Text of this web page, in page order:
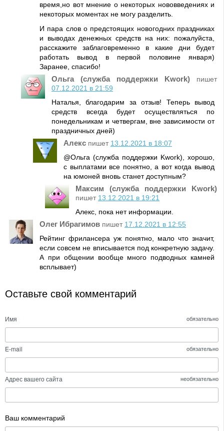
время,но вот мнение о некоторых нововведениях и
некоторых моментах не могу разделить.
И пара слов о предстоящих новогодних праздниках
и выводах денежных средств на них: пожалуйста,
расскажите заблаговременно в какие дни будет
работать вывод в первой половине января)
Заранее, спасибо!
Ольга (служба поддержки Kwork) пишет
07.12.2021 в 21:59
Наталья, благодарим за отзыв! Теперь вывод
средств всегда будет осуществляться по
понедельникам и четвергам, вне зависимости от
праздничных дней)
Алекс пишет 13.12.2021 в 18:07
@Ольга (служба поддержки Kwork), хорошо,
с выплатами все понятно, а вот когда вывод
на юмоней вновь станет доступным?
Максим (служба поддержки Kwork)
пишет 13.12.2021 в 19:21
Алекс, пока нет информации.
Олег Ибрагимов пишет 17.12.2021 в 12:55
Рейтинг фрилансера уж понятно, мало что значит,
если совсем не вписывается под конкретную задачу.
А при общении вообще много подводных камней
всплывает)
Оставьте свой комментарий
Имя обязательно
E-mail обязательно
Адрес вашего сайта необязательно
Ваш комментарий